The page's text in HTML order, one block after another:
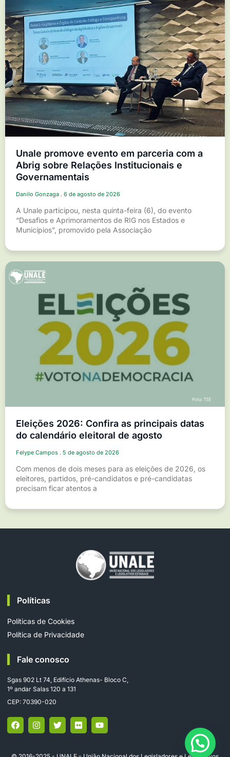
Unale promove evento em parceria com a
Abrig sobre Relações Institucionais e
Governamentais
Danilo Gonzaga 6 de agosto de 2026
A Unale participou, nesta quinta-feira (6), do evento
“Desafios e Aprimoramentos de RIG nos Estados e
Municípios”, promovido pela Associação
Eleições 2026: Confira as principais datas
do calendário eleitoral de agosto
Felype Campos 5 de agosto de 2026
Com menos de dois meses para as eleições de 2026, os
eleitores, partidos, pré-candidatos e pré-candidatas
precisam ficar atentos a
Políticas
Políticas de Cookies
Política de Privacidade
Fale conosco
Sgas 902 Lt 74, Edifício Athenas- Bloco C,
1º andar Salas 120 a 131
CEP: 70390-020